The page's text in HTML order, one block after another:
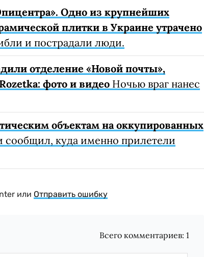
Одно из крупнейших
плитки в Украине утрачено
и пострадали люди.
отделение «Новой почты»,
фото и видео Ночью враг нанес
объектам на оккупированных
сообщил, куда именно прилетели
или Отправить ошибку
Всего комментариев:1